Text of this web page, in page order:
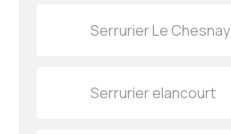
Serrurier Le Chesnay
Serrurier elancourt